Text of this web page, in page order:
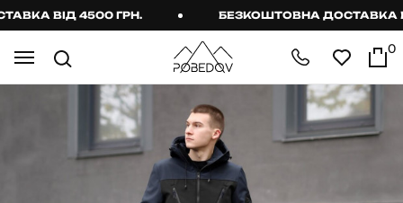
ВІД 4500 ГРН. БЕЗКОШТОВНА ДОСТАВКА ВІД
0